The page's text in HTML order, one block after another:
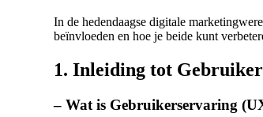
In de hedendaagse digitale
beïnvloeden en hoe je beide kunt
1. Inleiding tot
– Wat is Gebruikerservaring